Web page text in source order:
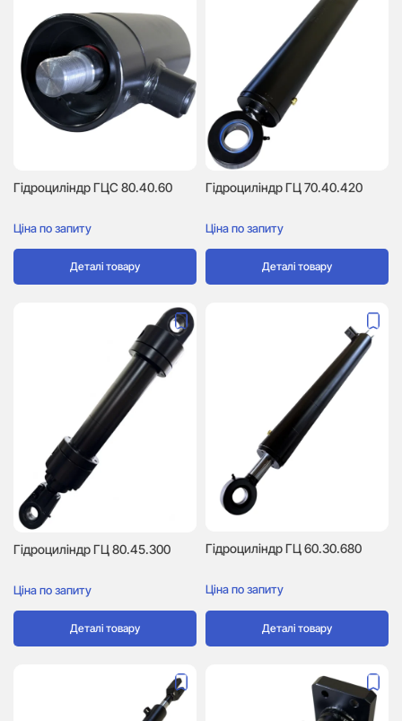
Гідроциліндр ГЦC 80.40.60
Ціна по запиту
Деталі товару
Гідроциліндр ГЦ 70.40.420
Ціна по запиту
Деталі товару
Гідроциліндр ГЦ 80.45.300
Ціна по запиту
Деталі товару
Гідроциліндр ГЦ 60.30.680
Ціна по запиту
Деталі товару